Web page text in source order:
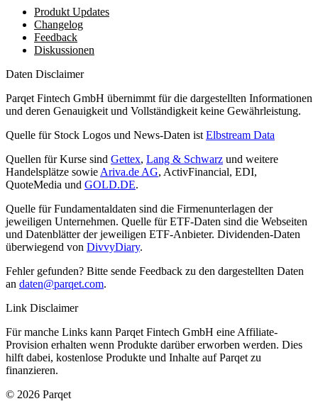
Produkt Updates
Changelog
Feedback
Diskussionen
Daten Disclaimer
Parqet Fintech GmbH übernimmt für die dargestellten Informationen
und deren Genauigkeit und Vollständigkeit keine Gewährleistung.
Quelle für Stock Logos und News-Daten ist Elbstream Data
Quellen für Kurse sind Gettex, Lang & Schwarz und weitere
Handelsplätze sowie Ariva.de AG, ActivFinancial, EDI,
QuoteMedia und GOLD.DE.
Quelle für Fundamentaldaten sind die Firmenunterlagen der
jeweiligen Unternehmen. Quelle für ETF-Daten sind die Webseiten
und Datenblätter der jeweiligen ETF-Anbieter. Dividenden-Daten
überwiegend von DivvyDiary.
Fehler gefunden? Bitte sende Feedback zu den dargestellten Daten
an daten@parqet.com.
Link Disclaimer
Für manche Links kann Parqet Fintech GmbH eine Affiliate-
Provision erhalten wenn Produkte darüber erworben werden. Dies
hilft dabei, kostenlose Produkte und Inhalte auf Parqet zu
finanzieren.
© 2026 Parqet